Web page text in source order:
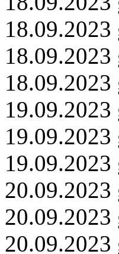
19.09.2023
19.09.2023
20.09.2023